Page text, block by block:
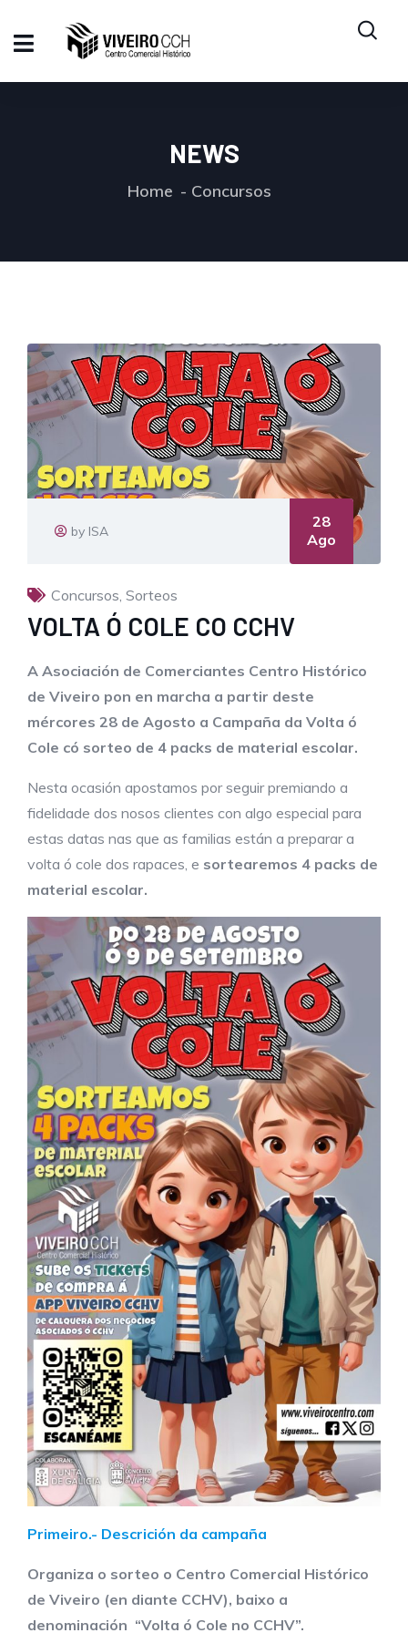
NEWS
Home Concursos
by ISA
28
Ago
Concursos, Sorteos
VOLTA Ó COLE CO CCHV
A Asociación de Comerciantes Centro Histórico
de Viveiro pon en marcha a partir deste
mércores 28 de Agosto a Campaña da Volta ó
Cole có sorteo de 4 packs de material escolar.
Nesta ocasión apostamos por seguir premiando a
fidelidade dos nosos clientes con algo especial para
estas datas nas que as familias están a preparar a
volta ó cole dos rapaces, e sortearemos 4 packs de
material escolar.
Primeiro.- Descrición da campaña
Organiza o sorteo o Centro Comercial Histórico
de Viveiro (en diante CCHV), baixo a
denominación “Volta ó Cole no CCHV”.